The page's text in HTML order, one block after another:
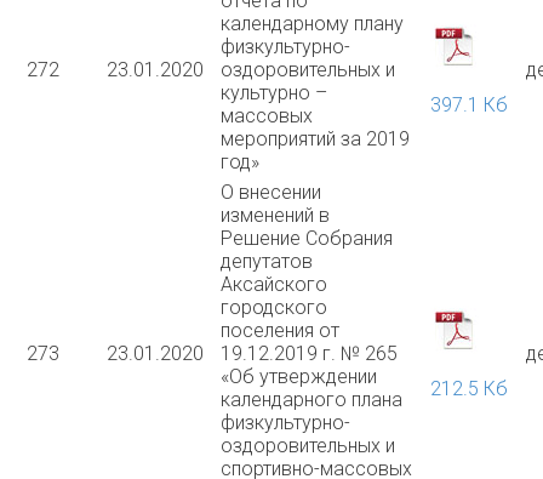
272 23.01.2020
календарному плану
физкультурно-
оздоровительных и
культурно –
массовых
мероприятий за 2019
год»
397.1 Кб
273 23.01.2020
О внесении
изменений в
Решение Собрания
депутатов
Аксайского
городского
поселения от
19.12.2019 г. № 265
«Об утверждении
календарного плана
физкультурно-
оздоровительных и
спортивно-массовых
212.5 Кб